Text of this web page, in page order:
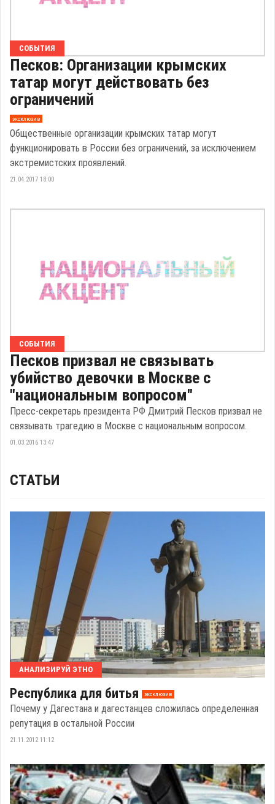
СОБЫТИЯ
Песков: Организации крымских
татар могут действовать без
ограничений
эксклюзив
Общественные организации крымских татар могут
функционировать в России без ограничений, за исключением
экстремистских проявлений.
21.04.2017 18:00
СОБЫТИЯ
Песков призвал не связывать
убийство девочки в Москве с
"национальным вопросом"
Пресс-секретарь президента РФ Дмитрий Песков призвал не
связывать трагедию в Москве с национальным вопросом.
01.03.2016 13:47
СТАТЬИ
АНАЛИЗИРУЙ ЭТНО
Республика для битья эксклюзив
Почему у Дагестана и дагестанцев сложилась определенная
репутация в остальной России
21.11.2012 11:12